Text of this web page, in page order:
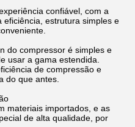
confiável, com a
eficiência, estrutura simples e
do compressor é simples e
usar a gama estendida.
de compressão e
do que antes.
materiais importados, e as
de alta qualidade, por